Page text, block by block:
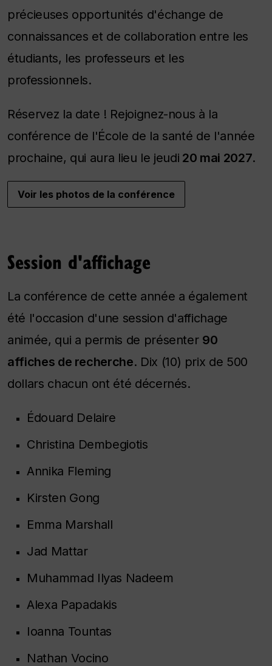
précieuses opportunités d'échange de
connaissances et de collaboration entre les
étudiants, les professeurs et les
professionnels.
Réservez la date ! Rejoignez-nous à la
conférence de l'École de la santé de l'année
prochaine, qui aura lieu le jeudi 20 mai 2027.
Voir les photos de la conférence
Session d'affichage
La conférence de cette année a également
été l'occasion d'une session d'affichage
animée, qui a permis de présenter 90
affiches de recherche. Dix (10) prix de 500
dollars chacun ont été décernés.
Édouard Delaire
Christina Dembegiotis
Annika Fleming
Kirsten Gong
Emma Marshall
Jad Mattar
Muhammad Ilyas Nadeem
Alexa Papadakis
Ioanna Tountas
Nathan Vocino